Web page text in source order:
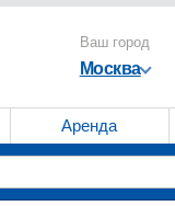
Ваш город
Москва
Аренда